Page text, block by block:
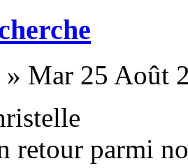
» Mar 25 Août
retour parmi